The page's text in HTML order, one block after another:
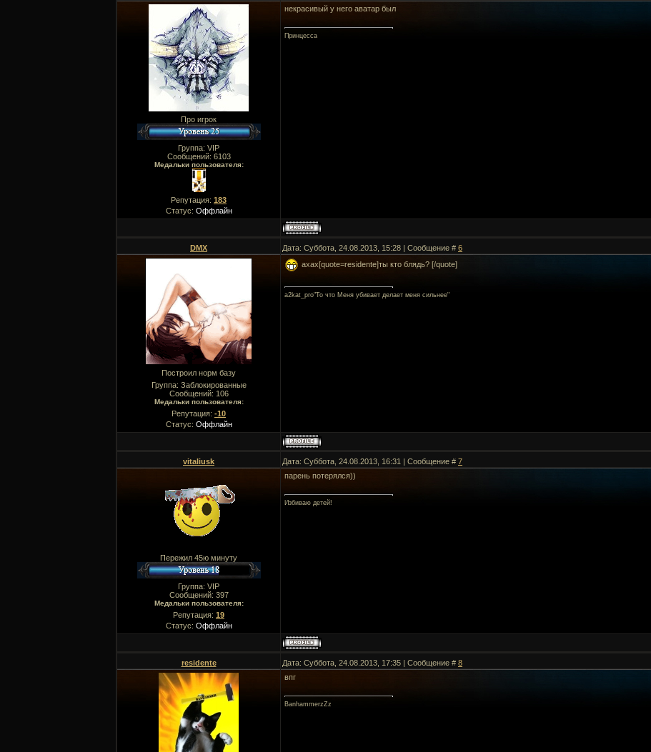
Про игрок
Группа: VIP
Сообщений: 6103
Медальки пользователя:
Репутация: 183
Статус: Оффлайн
некрасивый у него аватар был
Принцесса
DMX Дата: Суббота, 24.08.2013, 15:28 | Сообщение # 6
Построил норм базу
Группа: Заблокированные
Сообщений: 106
Медальки пользователя:
Репутация: -10
Статус: Оффлайн
ахах[quote=residente]ты кто блядь? [/quote]
a2kat_pro"То что Меня убивает делает меня сильнее"
vitaliusk Дата: Суббота, 24.08.2013, 16:31 | Сообщение # 7
Пережил 45ю минуту
Группа: VIP
Сообщений: 397
Медальки пользователя:
Репутация: 19
Статус: Оффлайн
парень потерялся))
Избиваю детей!
residente Дата: Суббота, 24.08.2013, 17:35 | Сообщение # 8
впг
BanhammerzZz